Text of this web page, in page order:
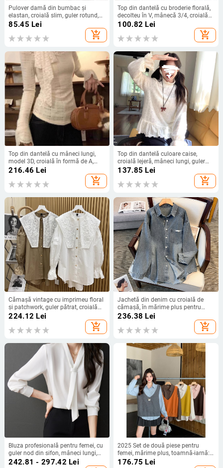
Pulover damă din bumbac și
elastan, croială slim, guler rotund,
mâneci lungi, culoare solidă
85.45 Lei
add_shopping_cart
Top din dantelă cu broderie florală,
decolteu în V, mânecă 3/4, croială
lejeră
100.82 Lei
add_shopping_cart
Top din dantelă cu mâneci lungi,
model 3D, croială în formă de A,
guler rotund
216.46 Lei
add_shopping_cart
Top din dantelă culoare caise,
croială lejeră, mâneci lungi, guler
semi-înalt, pulover pentru femei
137.85 Lei
add_shopping_cart
Cămașă vintage cu imprimeu floral
și patchwork, guler pătrat, croială
lejeră, mâneci lungi, plus size
224.12 Lei
add_shopping_cart
Jachetă din denim cu croială de
cămașă, în mărime plus pentru
femei, aspect premium cu uzură,
236.38 Lei
add_shopping_cart
Bluza profesională pentru femei, cu
guler nod din sifon, mâneci lungi,
țesătură poliester mat twill, lungime
242.81 - 297.42 Lei
2025 Set de două piese pentru
femei, mărime plus, toamnă-iarnă:
vestă tricotată groasă și cămașă cu
176.75 Lei